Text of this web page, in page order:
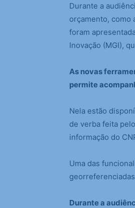
Durante a
orçamento, como
foram
Inovação (MGI),
As novas
permite
Nela estão
de verba feita
informação do
Uma das
Durante a